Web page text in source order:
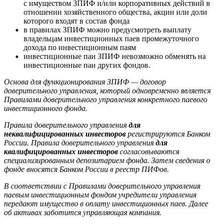
с имуществом ЗПИФ и/или корпоративных действий в
отношении хозяйственного общества, акции или доли
которого входят в состав фонда
в правилах ЗПИФ можно предусмотреть выплату
владельцам инвестиционных паев промежуточного
дохода по инвестиционным паям
инвестиционные паи ЗПИФ невозможно обменять на
инвестиционные паи других фондов.
Основа для функционирования ЗПИФ — договор
доверительного управления, который одновременно является
Правилами доверительного управления конкретного паевого
инвестиционного фонда.
Правила доверительного управления для
неквалифицированных инвесторов регистрируются Банком
России. Правила доверительного управления для
квалифицированных инвесторов согласовываются
специализированным депозитарием фонда. Затем сведения о
фонде вносятся Банком России в реестр ПИФов.
В соответствии с Правилами доверительного управления
паевым инвестиционным фондом учредители управления
передают имущество в оплату инвестиционных паев. Далее
об активах заботится управляющая компания.